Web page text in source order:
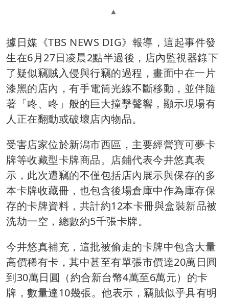
據日媒《TBS NEWS DIG》報導，這起事件發
生在6月27日凌晨2點半過後，店內監視器錄下
了疑似竊賊入侵與行竊的過程，畫面中在一片
漆黑的店內，有手電筒光線不斷移動，並伴隨
著「咚、咚」般的巨大撞擊聲響，顯示現場有
人正在翻動或破壞店內物品。
受害店家位於新潟市西區，主要經營寶可夢卡
牌等收藏型卡牌商品。店鋪代表今井悠真表
示，此次遭竊的不僅包括店內展示與保存的多
本卡牌收藏冊，也包含後場倉庫中作為庫存保
存的卡牌資料，共計約12本卡冊與盒裝新品被
洗劫一空，總數約5千張卡牌。
今井悠真補充，這批被偷走的卡牌中包含大量
高價稀有卡，其中甚至有單張市價達20萬日圓
到30萬日圓（約合新台幣4萬至6萬元）的卡
牌，數量達10幾張。他表示，竊賊似乎具有明